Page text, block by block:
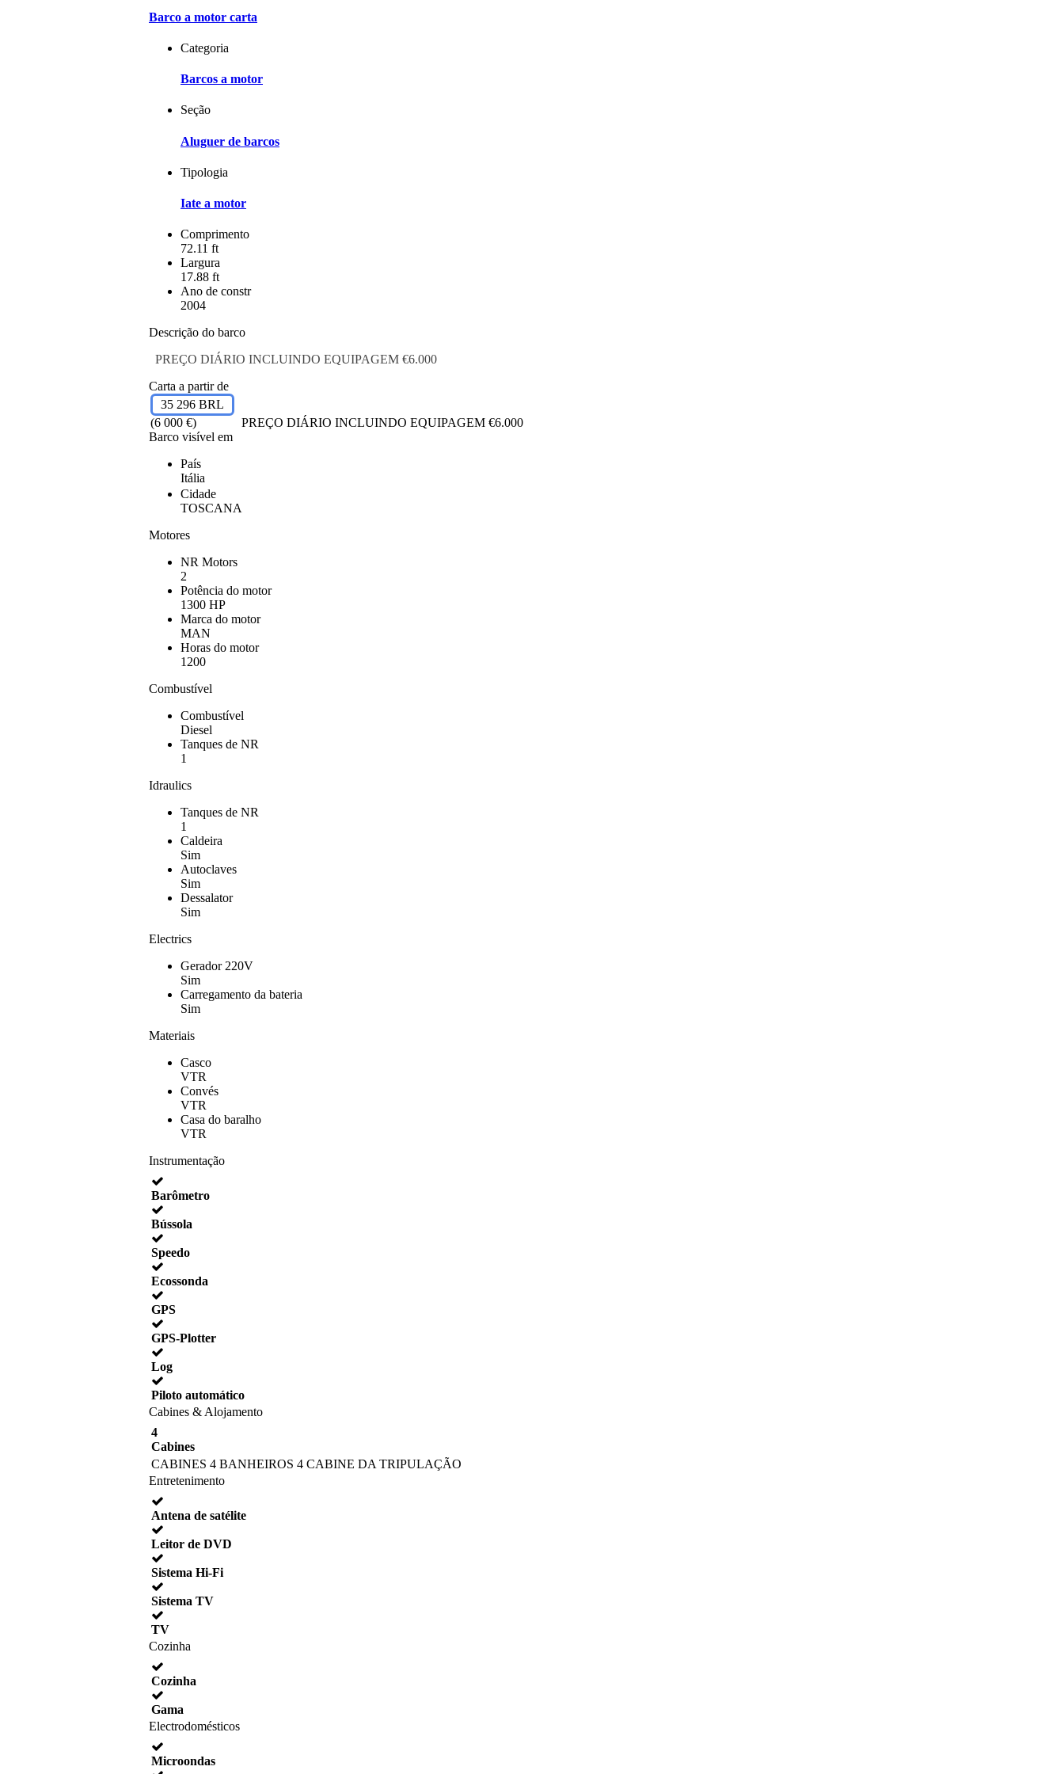
Barco a motor carta
Categoria
Barcos a motor
Seção
Aluguer de barcos
Tipologia
Iate a motor
Comprimento
72.11 ft
Largura
17.88 ft
Ano de constr
2004
Descrição do barco
PREÇO DIÁRIO INCLUINDO EQUIPAGEM €6.000
Carta a partir de
35 296 BRL
(6 000 €)
PREÇO DIÁRIO INCLUINDO EQUIPAGEM €6.000
Barco visível em
País
Itália
Cidade
TOSCANA
Motores
NR Motors
2
Potência do motor
1300 HP
Marca do motor
MAN
Horas do motor
1200
Combustível
Combustível
Diesel
Tanques de NR
1
Idraulics
Tanques de NR
1
Caldeira
Sim
Autoclaves
Sim
Dessalator
Sim
Electrics
Gerador 220V
Sim
Carregamento da bateria
Sim
Materiais
Casco
VTR
Convés
VTR
Casa do baralho
VTR
Instrumentação
Barômetro
Bússola
Speedo
Ecossonda
GPS
GPS-Plotter
Log
Piloto automático
Cabines & Alojamento
4
Cabines
CABINES 4 BANHEIROS 4 CABINE DA TRIPULAÇÃO
Entretenimento
Antena de satélite
Leitor de DVD
Sistema Hi-Fi
Sistema TV
TV
Cozinha
Cozinha
Gama
Electrodomésticos
Microondas